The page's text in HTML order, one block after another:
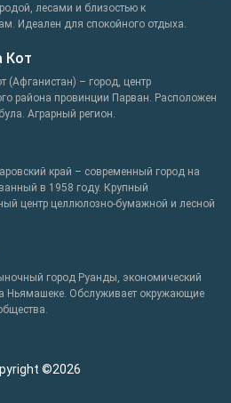
лесами и близостью к
Идеален для спокойного отдыха.
Кот
(Афганистан) – город, центр
района провинции Парван. Расположен
Аграрный регион.
край – современный город на
в 1958 году. Крупный
центр целлюлозно-бумажной и лесной
город Руанды, экономический
Ньямашеке. Обслуживает окружающие
©2026